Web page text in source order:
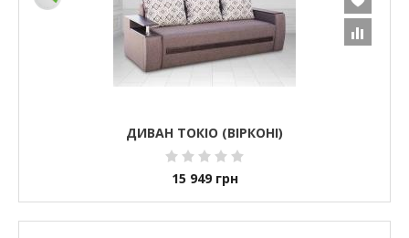
ДИВАН ТОКІО (ВІРКОНІ)
15 949 грн